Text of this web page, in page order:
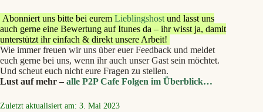
Abonniert uns bitte bei eurem Lieblingshost und lasst uns
auch gerne eine Bewertung auf Itunes da – ihr wisst ja, damit
unterstützt ihr einfach & direkt unsere Arbeit!
Wie immer freuen wir uns über euer Feedback und meldet
euch gerne bei uns, wenn ihr auch unser Gast sein möchtet.
Und scheut euch nicht eure Fragen zu stellen.
Lust auf mehr –alle P2P Cafe Folgen im Überblick…
Zuletzt aktualisiert am: 3. Mai 2023